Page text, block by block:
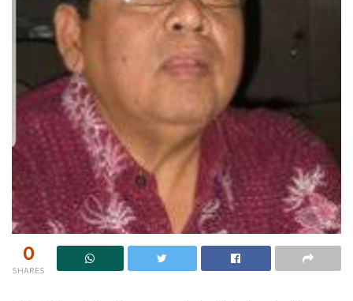
0
SHARES